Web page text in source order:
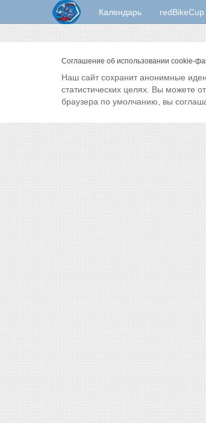
Календарь
Соглашение об использовании cookie-
Наш сайт сохранит анонимные
статистических целях. Вы можете
браузера по умолчанию, вы